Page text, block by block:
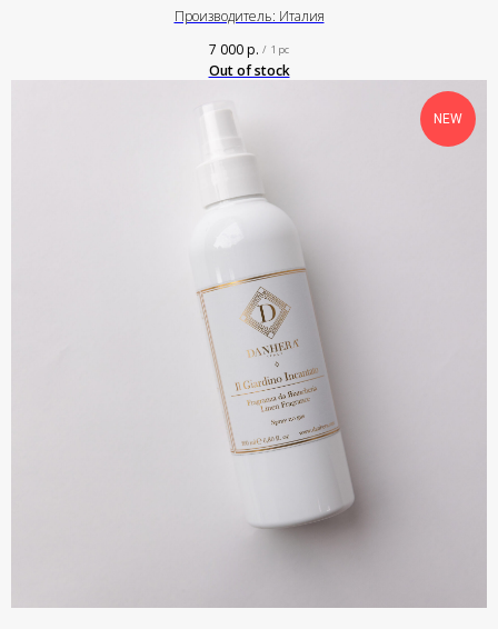
Производитель: Италия
7 000р. / 1 pc
Out of stock
NEW